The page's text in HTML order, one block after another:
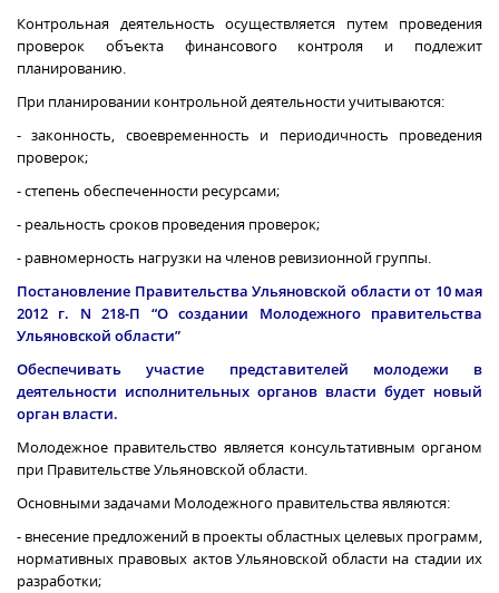
Контрольная деятельность осуществляется путем проведения
проверок объекта финансового контроля и подлежит
планированию.
При планировании контрольной деятельности учитываются:
- законность, своевременность и периодичность проведения
проверок;
- степень обеспеченности ресурсами;
- реальность сроков проведения проверок;
- равномерность нагрузки на членов ревизионной группы.
Постановление Правительства Ульяновской области от 10 мая
2012 г. N 218-П “О создании Молодежного правительства
Ульяновской области”
Обеспечивать участие представителей молодежи в
деятельности исполнительных органов власти будет новый
орган власти.
Молодежное правительство является консультативным органом
при Правительстве Ульяновской области.
Основными задачами Молодежного правительства являются:
- внесение предложений в проекты областных целевых программ,
нормативных правовых актов Ульяновской области на стадии их
разработки;